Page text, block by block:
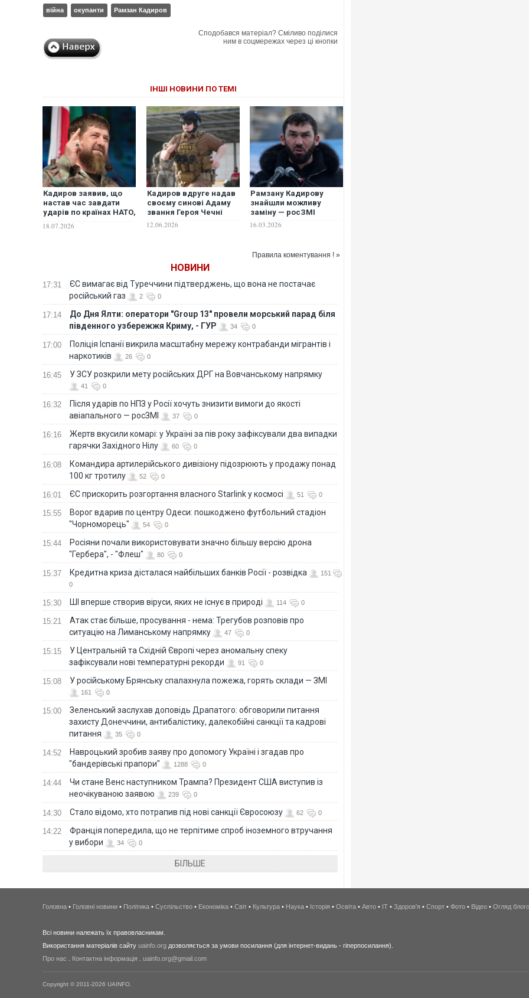
війна окупанти Рамзан Кадиров
Сподобався матеріал? Сміливо поділися
ним в соцмережах через ці кнопки
ІНШІ НОВИНИ ПО ТЕМІ
Кадиров заявив, що
настав час завдати
ударів по країнах НАТО,
Україні
18.07.2026
Кадиров вдруге надав
своєму синові Адаму
звання Героя Чечні
12.06.2026
Рамзану Кадирову
знайшли можливу
заміну — росЗМІ
16.03.2026
Правила коментування ! »
НОВИНИ
17:31
ЄС вимагає від Туреччини підтверджень, що вона не постачає
російський газ
2 0
17:14
До Дня Ялти: оператори "Group 13" провели морський парад біля
південного узбережжя Криму, - ГУР
34 0
17:00
Поліція Іспанії викрила масштабну мережу контрабанди мігрантів і
наркотиків
26 0
16:45 У ЗСУ розкрили мету російських ДРГ на Вовчанському напрямку
41 0
16:32
Після ударів по НПЗ у Росії хочуть знизити вимоги до якості
авіапального — росЗМІ
37 0
16:16
Жертв вкусили комарі: у Україні за пів року зафіксували два випадки
гарячки Західного Нілу
60 0
16:08
Командира артилерійського дивізіону підозрюють у продажу понад
100 кг тротилу
52 0
16:01 ЄС прискорить розгортання власного Starlink у космосі 51 0
15:55
Ворог вдарив по центру Одеси: пошкоджено футбольний стадіон
"Чорноморець"
54 0
15:44
Росіяни почали використовувати значно більшу версію дрона
"Гербера", - "Флеш"
80 0
15:37 Кредитна криза дісталася найбільших банків Росії - розвідка
151
0
15:30 ШІ вперше створив віруси, яких не існує в природі 114 0
15:21
Атак стає більше, просування - нема: Трегубов розповів про
ситуацію на Лиманському напрямку
47 0
15:15
У Центральній та Східній Європі через аномальну спеку
зафіксували нові температурні рекорди
91 0
15:08 У російському Брянську спалахнула пожежа, горять склади — ЗМІ
161 0
15:00
Зеленський заслухав доповідь Драпатого: обговорили питання
захисту Донеччини, антибалістику, далекобійні санкції та кадрові
питання
35 0
14:52
Навроцький зробив заяву про допомогу Україні і згадав про
"бандерівські прапори"
1288 0
14:44
Чи стане Венс наступником Трампа? Президент США виступив із
неочікуваною заявою
239 0
14:30 Стало відомо, хто потрапив під нові санкції Євросоюзу 62 0
14:22
Франція попередила, що не терпітиме спроб іноземного втручання
у вибори
34 0
БІЛЬШЕ
В окупованій Ялті повідомляють
Головна • Головні новини • Політика • Суспільство • Економіка • Світ • Культура • Наука • Історія • Освіта • Авто • IT • Здоров'я • Спорт • Фото • Відео • Огляд
Всі новини належать їх правовласникам.
Використання матеріалів сайту uainfo.org дозволяється за умови посилання (для інтернет-видань - гіперпосилання).
Про нас
Контактна інформація uainfo.org@gmail.com
Copyright © 2011-2026 UAINFO.